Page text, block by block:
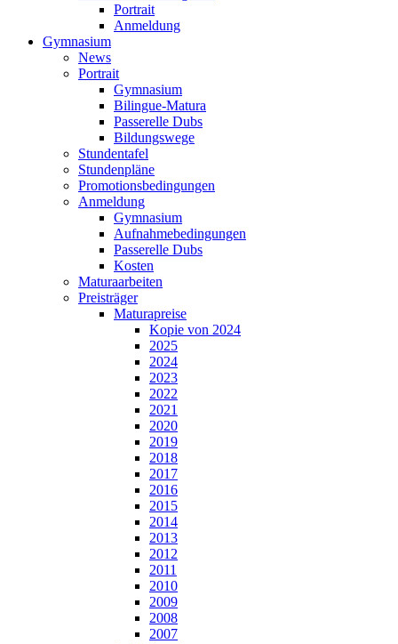
Portrait
Anmeldung
Gymnasium
News
Portrait
Gymnasium
Bilingue-Matura
Passerelle Dubs
Bildungswege
Stundentafel
Stundenpläne
Promotionsbedingungen
Anmeldung
Gymnasium
Aufnahmebedingungen
Passerelle Dubs
Kosten
Maturaarbeiten
Preisträger
Maturapreise
Kopie von 2024
2025
2024
2023
2022
2021
2020
2019
2018
2017
2016
2015
2014
2013
2012
2011
2010
2009
2008
2007